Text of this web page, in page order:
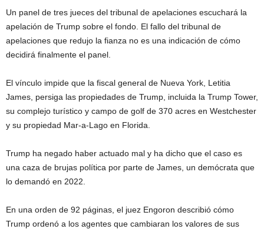
Un panel de tres jueces del tribunal de apelaciones escuchará la
apelación de Trump sobre el fondo. El fallo del tribunal de
apelaciones que redujo la fianza no es una indicación de cómo
decidirá finalmente el panel.
El vínculo impide que la fiscal general de Nueva York, Letitia
James, persiga las propiedades de Trump, incluida la Trump Tower,
su complejo turístico y campo de golf de 370 acres en Westchester
y su propiedad Mar-a-Lago en Florida.
Trump ha negado haber actuado mal y ha dicho que el caso es
una caza de brujas política por parte de James, un demócrata que
lo demandó en 2022.
En una orden de 92 páginas, el juez Engoron describió cómo
Trump ordenó a los agentes que cambiaran los valores de sus